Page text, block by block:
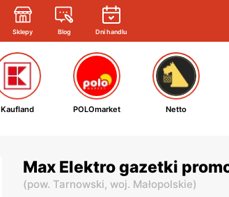
Sklepy Blog Dni handlu
Kaufland POLOmarket Netto
Max Elektro gazetki
(pow. Tarnowski, woj. Małopolskie)